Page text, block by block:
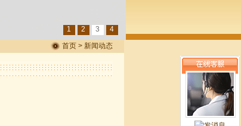
1 2 3 4
首页 > 新闻动态